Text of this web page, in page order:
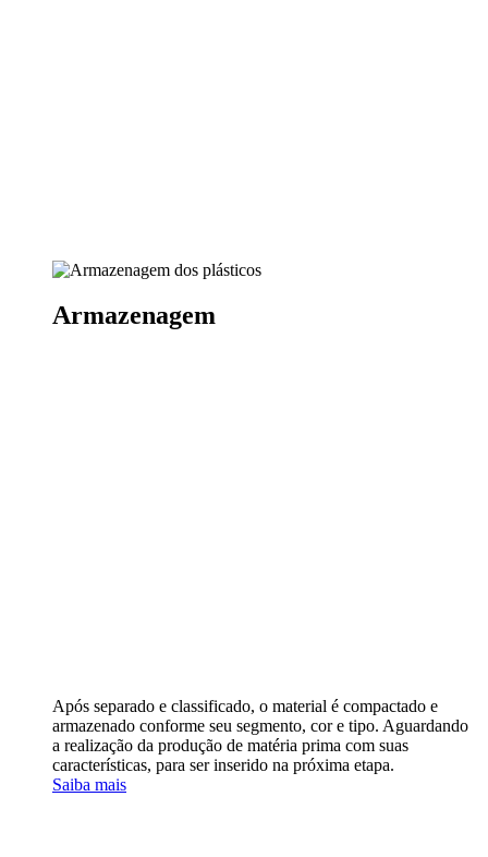
Armazenagem
Após separado e classificado, o material é compactado e
armazenado conforme seu segmento, cor e tipo. Aguardando
a realização da produção de matéria prima com suas
características, para ser inserido na próxima etapa.
Saiba mais